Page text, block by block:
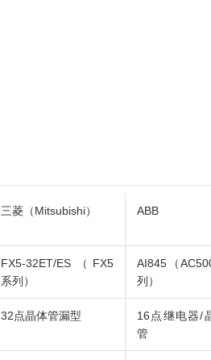
三菱（Mitsubishi） ABB
FX5-32ET/ES（FX5
系列）
AI845（
列）
32点晶体管漏型
16点继电器/
管